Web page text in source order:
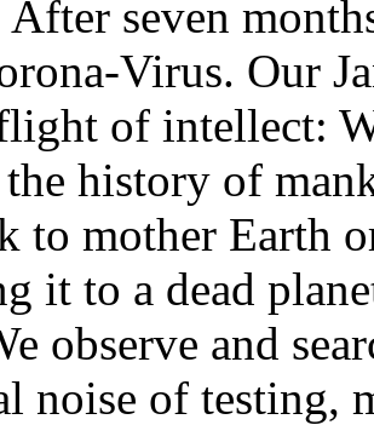
seven
Virus. Our
of intellect:
history of
to mother Earth
it to a dead
observe and
noise of testing,